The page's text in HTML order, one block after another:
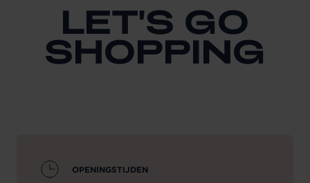
LET'S GO
SHOPPING
OPENINGSTIJDEN